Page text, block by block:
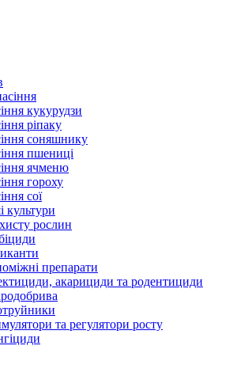
кукурудзи
ріпаку
соняшнику
пшениці
ячменю
гороху
сої
культури
рослин
препарати
акарициди та родентициди
та регулятори росту